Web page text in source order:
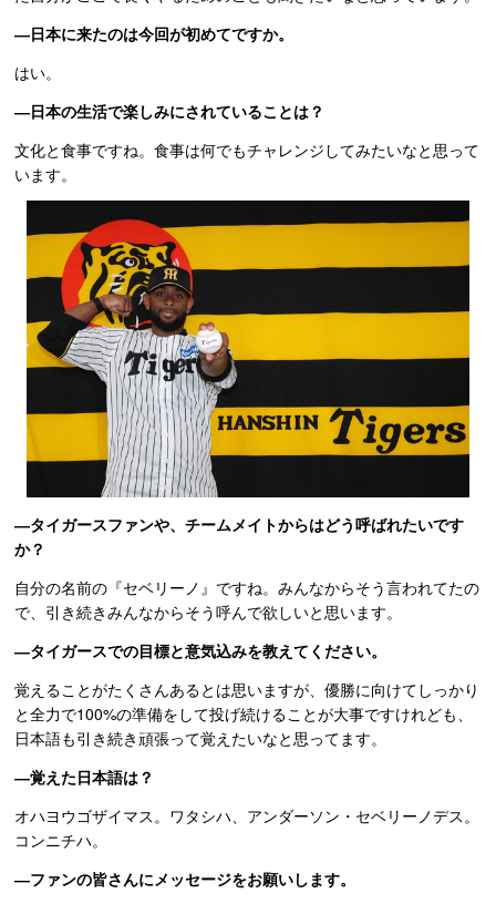
―日本に来たのは今回が初めてですか。
はい。
―日本の生活で楽しみにされていることは？
文化と食事ですね。食事は何でもチャレンジしてみたいなと思って
います。
―タイガースファンや、チームメイトからはどう呼ばれたいです
か？
自分の名前の『セベリーノ』ですね。みんなからそう言われてたの
で、引き続きみんなからそう呼んで欲しいと思います。
―タイガースでの目標と意気込みを教えてください。
覚えることがたくさんあるとは思いますが、優勝に向けてしっかり
と全力で100%の準備をして投げ続けることが大事ですけれども、
日本語も引き続き頑張って覚えたいなと思ってます。
―覚えた日本語は？
オハヨウゴザイマス。ワタシハ、アンダーソン・セベリーノデス。
コンニチハ。
―ファンの皆さんにメッセージをお願いします。